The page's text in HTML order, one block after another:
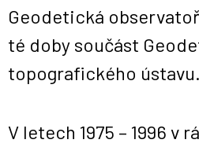
Geodetická observatoř
té doby součást
topografického ústavu.
V letech 1975 – 1996 v